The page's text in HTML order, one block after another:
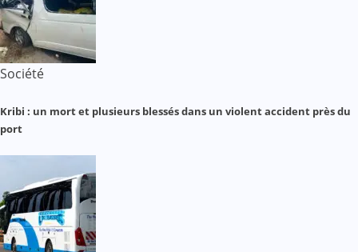
Société
Kribi : un mort et plusieurs blessés dans un violent accident près du
port